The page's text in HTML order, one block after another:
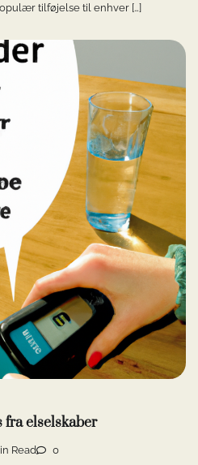
tilføjelse til enhver […]
fra elselskaber
Read 0